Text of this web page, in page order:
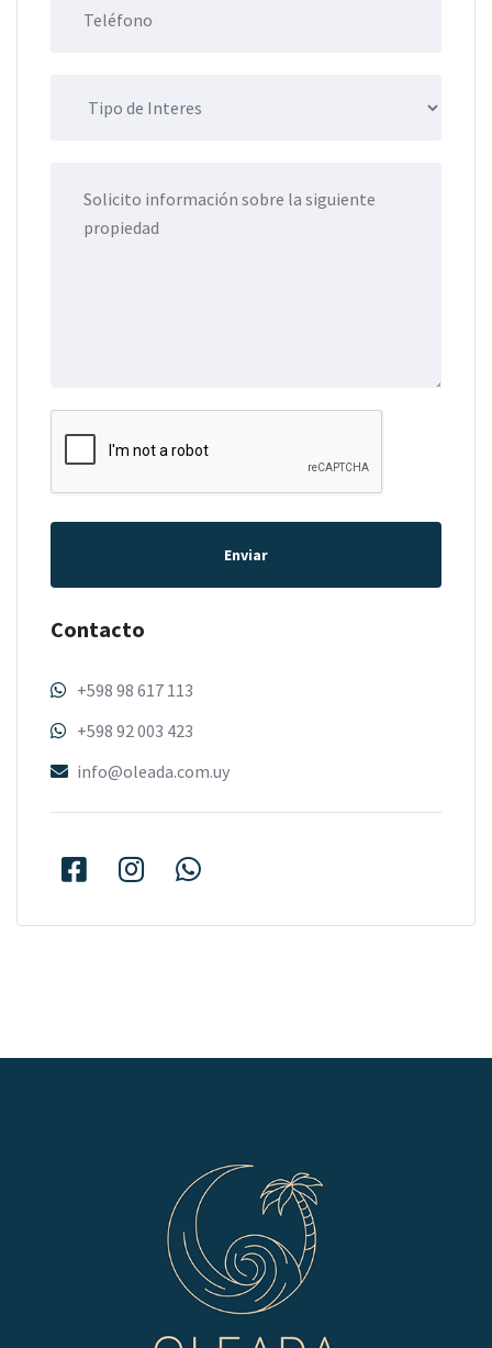
Enviar
Contacto
+598 98 617 113
+598 92 003 423
info@oleada.com.uy